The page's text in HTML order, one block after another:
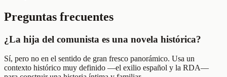
Preguntas frecuentes
¿La hija del comunista es una novela histórica?
Sí, pero no en el sentido de gran fresco panorámico. Usa un
contexto histórico muy definido —el exilio español y la RDA—